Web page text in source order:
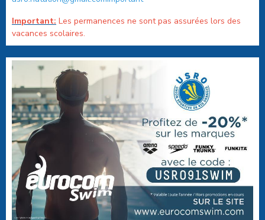
Important: Les permanences ne sont pas assurées lors des
vacances scolaires.